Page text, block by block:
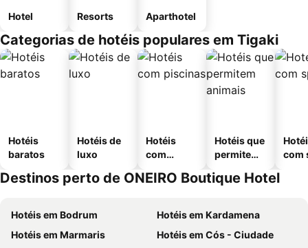
Hotel Resorts Aparthotel
Categorias de hotéis populares em Tigaki
Hotéis
baratos
Hotéis de
luxo
Hotéis
com
Hotéis que
permitem
com
Destinos perto de ONEIRO Boutique Hotel
Hotéis em Bodrum
Hotéis em Kardamena
Hotéis em Marmaris
Hotéis em Cós - Ciudade